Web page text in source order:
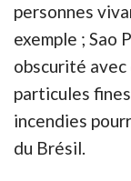
personnes
exemple ; Sao
obscurité
particules
incendies
du Brésil.